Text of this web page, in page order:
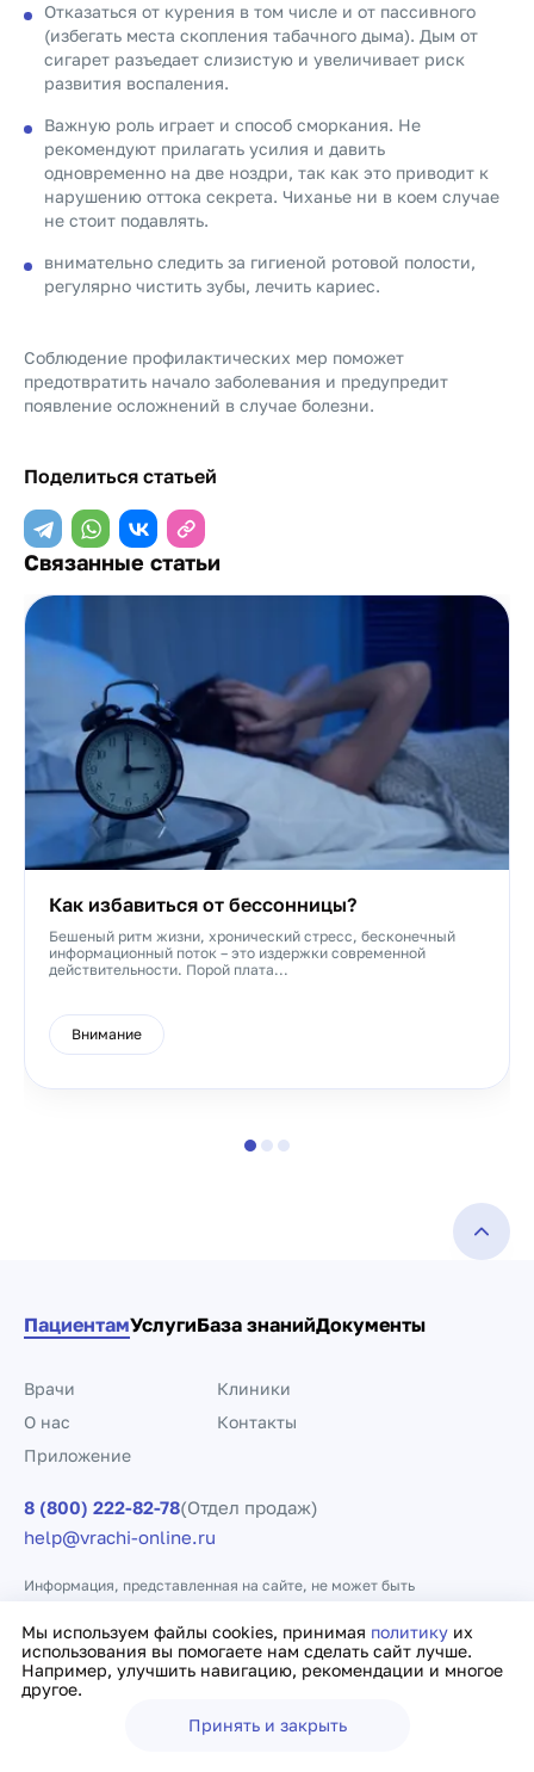
Отказаться от курения в том числе и от пассивного
(избегать места скопления табачного дыма). Дым от
сигарет разъедает слизистую и увеличивает риск
развития воспаления.
Важную роль играет и способ сморкания. Не
рекомендуют прилагать усилия и давить
одновременно на две ноздри, так как это приводит к
нарушению оттока секрета. Чиханье ни в коем случае
не стоит подавлять.
внимательно следить за гигиеной ротовой полости,
регулярно чистить зубы, лечить кариес.
Соблюдение профилактических мер поможет
предотвратить начало заболевания и предупредит
появление осложнений в случае болезни.
Поделиться статьей
Связанные статьи
Как избавиться от бессонницы?
Бешеный ритм жизни, хронический стресс, бесконечный
информационный поток – это издержки современной
действительности. Порой плата...
Внимание
Мы используем файлы cookies, принимая политику их
использования вы помогаете нам сделать сайт лучше.
Например, улучшить навигацию, рекомендации и многое
другое.
Принять и закрыть
ПациентамУслугиБаза знанийДокументы
Врачи
Клиники
О нас
Контакты
Приложение
8 (800) 222-82-78(Отдел продаж)
help@vrachi-online.ru
Информация, представленная на сайте, не может быть
заменяет прием врача.
Политика конфиденциальности Договор оферты